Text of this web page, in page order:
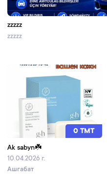
zzzzz
zzzzz
0 TMT
Ak sabyn☘️
10.04.2026 г.
Ашгабат